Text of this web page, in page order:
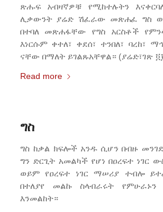
ጽሑፍ አብዛኛዎቹ የሚከተሉትን
ሊቃውንት ያሬድ ሽፈራው መጽሐፈ ግስ
በተባለ መጽሐፋቸው የግስ አርስቶች
እነርሱም ቀተለ፣ ቀደሰ፣ ተንበለ፣ ባረከ፣
ናቸው በማለት ይገልጹአቸዋል። (ያሬድ፣ገጽ
Read more
ግስ
ግስ ከቃል ክፍሎች አንዱ ሲሆን በብዙ
ግን ድርጊት አመልካች የሆነ በዐረፍተ ነገር
ወይም የዐረፍተ ነገር ማሠሪያ ተብሎ
በተለያየ መልኩ ስላብራሩት የምሁራኑን
እንመልከት።